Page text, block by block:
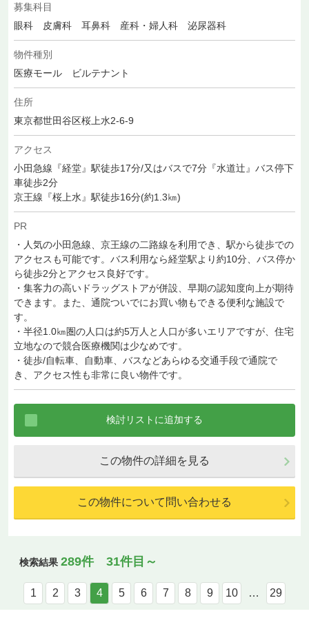
募集科目
眼科 皮膚科 耳鼻科 産科・婦人科 泌尿器科
物件種別
医療モール ビルテナント
住所
東京都世田谷区桜上水2-6-9
アクセス
小田急線『経堂』駅徒歩17分/又はバスで7分『水道辻』バス停下
車徒歩2分
京王線『桜上水』駅徒歩16分(約1.3㎞)
PR
・人気の小田急線、京王線の二路線を利用でき、駅から徒歩での
アクセスも可能です。バス利用なら経堂駅より約10分、バス停か
ら徒歩2分とアクセス良好です。
・集客力の高いドラッグストアが併設、早期の認知度向上が期待
できます。また、通院ついでにお買い物もできる便利な施設で
す。
・半径1.0㎞圏の人口は約5万人と人口が多いエリアですが、住宅
立地なので競合医療機関は少なめです。
・徒歩/自転車、自動車、バスなどあらゆる交通手段で通院で
き、アクセス性も非常に良い物件です。
この物件の詳細を見る
この物件について問い合わせる
検索結果 289件 31件目～
1 2 3 4 5 6 7 8 9 10 … 29